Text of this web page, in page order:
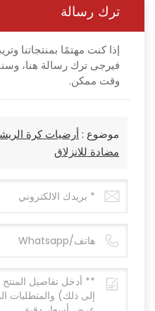
ترك رسالة
إذا كنت مهتمًا بمنتجاتنا
فيرجى ترك رسالة هنا،
وقت ممكن.
موضوع :
مضادة للانزلاق